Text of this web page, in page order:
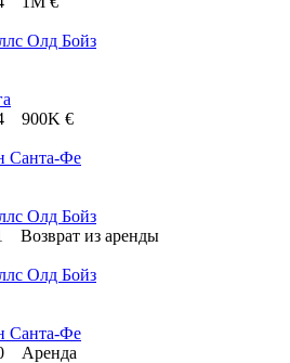
Олд Бойз
900K €
Санта-Фе
Олд Бойз
Возврат из аренды
Олд Бойз
Санта-Фе
Аренда